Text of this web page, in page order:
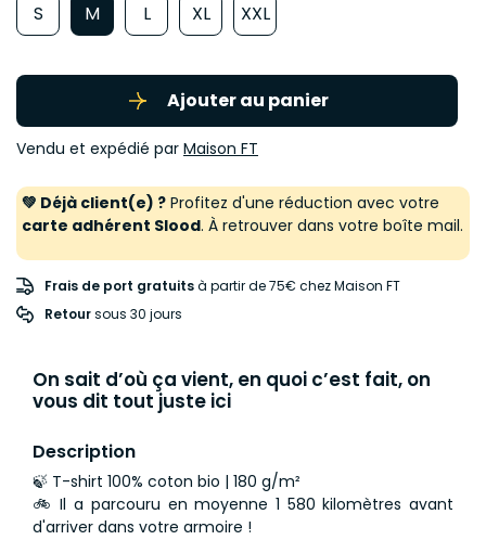
S M L XL XXL
Ajouter au panier
Vendu et expédié par Maison FT
💚 Déjà client(e) ? Profitez d'une réduction avec votre
carte adhérent Slood. À retrouver dans votre boîte mail.
Frais de port gratuitsà partir de 75€ chez Maison FT
Retour sous 30 jours
On sait d’où ça vient, en quoi c’est fait, on
vous dit tout juste ici
Description
🍃 T-shirt 100% coton bio | 180 g/m²
🚲 Il a parcouru en moyenne 1 580 kilomètres avant
d'arriver dans votre armoire !